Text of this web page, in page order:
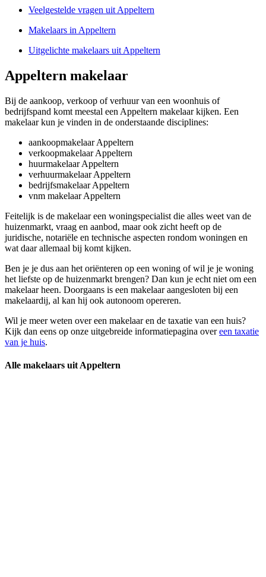
Veelgestelde vragen uit Appeltern
Makelaars in Appeltern
Uitgelichte makelaars uit Appeltern
Appeltern makelaar
Bij de aankoop, verkoop of verhuur van een woonhuis of
bedrijfspand komt meestal een Appeltern makelaar kijken. Een
makelaar kun je vinden in de onderstaande disciplines:
aankoopmakelaar Appeltern
verkoopmakelaar Appeltern
huurmakelaar Appeltern
verhuurmakelaar Appeltern
bedrijfsmakelaar Appeltern
vnm makelaar Appeltern
Feitelijk is de makelaar een woningspecialist die alles weet van de
huizenmarkt, vraag en aanbod, maar ook zicht heeft op de
juridische, notariële en technische aspecten rondom woningen en
wat daar allemaal bij komt kijken.
Ben je je dus aan het oriënteren op een woning of wil je je woning
het liefste op de huizenmarkt brengen? Dan kun je echt niet om een
makelaar heen. Doorgaans is een makelaar aangesloten bij een
makelaardij, al kan hij ook autonoom opereren.
Wil je meer weten over een makelaar en de taxatie van een huis?
Kijk dan eens op onze uitgebreide informatiepagina overeen taxatie
van je huis.
Alle makelaars uit Appeltern